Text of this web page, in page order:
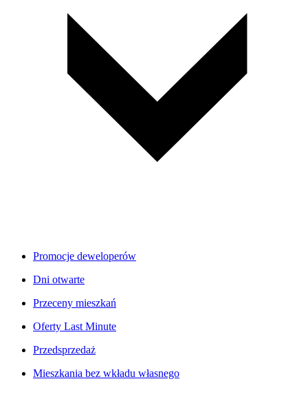
Promocje deweloperów
Dni otwarte
Przeceny mieszkań
Oferty Last Minute
Przedsprzedaż
Mieszkania bez wkładu własnego